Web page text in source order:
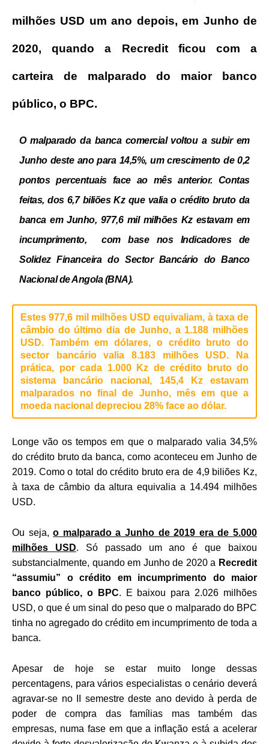
milhões USD um ano depois, em Junho de
2020, quando a Recredit ficou com a
carteira de malparado do maior banco
público, o BPC.
O malparado da banca comercial voltou a subir em
Junho deste ano para 14,5%, um crescimento de 0,2
pontos percentuais face ao mês anterior. Contas
feitas, dos 6,7 biliões Kz que valia o crédito bruto da
banca em Junho, 977,6 mil milhões Kz estavam em
incumprimento, com base nos Indicadores de
Solidez Financeira do Sector Bancário do Banco
Nacional de Angola (BNA).
Estes 977,6 mil milhões USD equivaliam, à taxa de
câmbio do último dia de Junho, a 1.188 milhões
USD. Também em dólares, o crédito bruto do
sector bancário valia 8.183 milhões USD.
Na
prática, por cada 1.000 Kz de crédito bruto do
sistema bancário nacional, 145,4 Kz estavam
malparados no final de Junho, mês em que a
moeda nacional depreciou 28% face ao dólar.
Longe vão os tempos em que o malparado valia 34,5%
do crédito bruto da banca, como aconteceu em Junho de
2019. Como o total do crédito bruto era de 4,9 biliões Kz,
à taxa de câmbio da altura equivalia a 14.494 milhões
USD.
Ou seja,o malparado a Junho de 2019 era de 5.000
milhões USD. Só passado um ano é que baixou
substancialmente, quando em Junho de 2020 a Recredit
“assumiu” o crédito em incumprimento do maior
banco público, o BPC. E baixou para 2.026 milhões
USD, o que é um sinal do peso que o malparado do BPC
tinha no agregado do crédito em incumprimento de toda a
banca.
Apesar de hoje se estar muito longe dessas
percentagens, para vários especialistas o cenário deverá
agravar-se no II semestre deste ano devido à perda de
poder de compra das famílias mas também das
empresas, numa fase em que a inflação está a acelerar